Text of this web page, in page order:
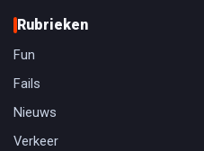
Rubrieken
Fun
Fails
Nieuws
Verkeer